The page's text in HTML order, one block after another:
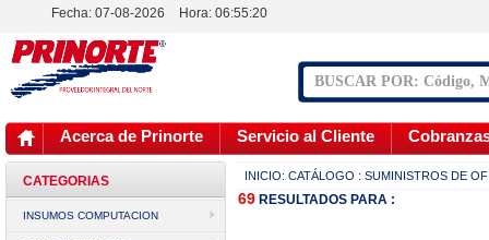
Fecha: 07-08-2026 Hora: 06:55:21
Acerca de Prinorte Servicio al Cliente
CATEGORIAS
INSUMOS COMPUTACION
INICIO: CATÁLOGO : SUMINISTROS DE
69 RESULTADOS PARA :